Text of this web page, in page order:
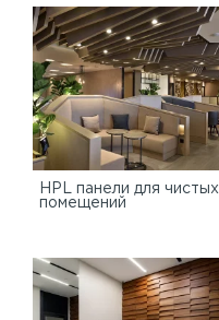
HPL панели для чистых
помещений